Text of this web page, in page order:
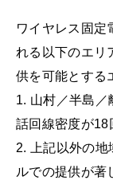
ワイヤレス固定
れる以下のエリ
供を可能とする
1. 山村／半島／
話回線密度が18
2. 上記以外の地
ルでの提供が著